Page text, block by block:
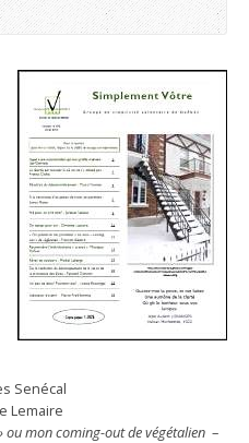
Senécal
Lemaire
ou mon coming-out de végétalien –